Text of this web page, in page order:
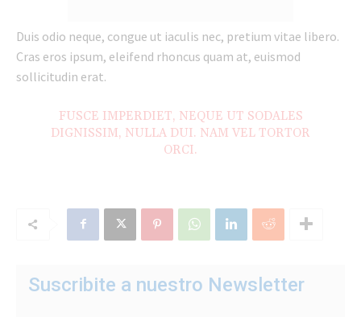
Duis odio neque, congue ut iaculis nec, pretium vitae libero.
Cras eros ipsum, eleifend rhoncus quam at, euismod
sollicitudin erat.
FUSCE IMPERDIET, NEQUE UT SODALES
DIGNISSIM, NULLA DUI. NAM VEL TORTOR
ORCI.
Suscribite a nuestro Newsletter